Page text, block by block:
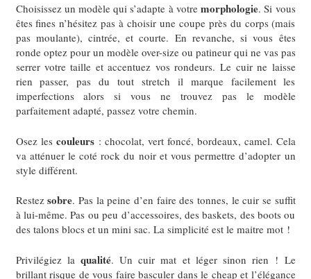
Choisissez un modèle qui s’adapte à votremorphologie. Si vous
êtes fines n’hésitez pas à choisir une coupe près du corps (mais
pas moulante), cintrée, et courte. En revanche, si vous êtes
ronde optez pour un modèle over-size ou patineur qui ne vas pas
serrer votre taille et accentuez vos rondeurs.Le cuir ne laisse
rien passer, pas du tout stretch il marque facilement les
imperfections alors si vous ne trouvez pas le modèle
parfaitement adapté, passez votre chemin.
Osez les couleurs: chocolat, vert foncé, bordeaux, camel. Cela
va atténuer le coté rock du noir et vous permettre d’adopter un
style différent.
Restezsobre. Pas la peine d’en faire des tonnes, le cuir se suffit
à lui-même. Pas ou peu d’accessoires, des baskets, des boots ou
des talons blocs et un mini sac. La simplicité est le maitre mot !
Privilégiez la qualité. Un cuir mat et léger sinon rien ! Le
brillant risque de vous faire basculer dans le cheap et l’élégance